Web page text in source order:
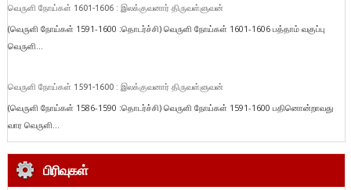
வெருளி நோய்கள் 1601-1606 : இலக்குவனார் திருவள்ளுவன்
(வெருளி நோய்கள் 1591-1600 :தொடர்ச்சி) வெருளி நோய்கள் 1601-1606 பத்தாம் வகுப்பு
வெருளி...
வெருளி நோய்கள் 1591-1600 : இலக்குவனார் திருவள்ளுவன்
(வெருளி நோய்கள் 1586-1590 :தொடர்ச்சி) வெருளி நோய்கள் 1591-1600 பதினொன்றாவது
வார வெருளி...
பிரிவுகள்